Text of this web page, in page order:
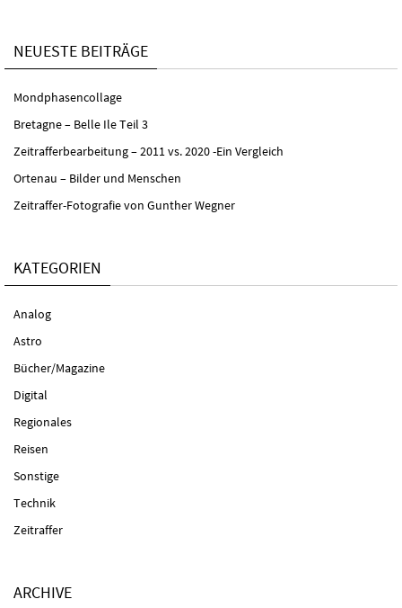
NEUESTE BEITRÄGE
Mondphasencollage
Bretagne – Belle Ile Teil 3
Zeitrafferbearbeitung – 2011 vs. 2020 -Ein Vergleich
Ortenau – Bilder und Menschen
Zeitraffer-Fotografie von Gunther Wegner
KATEGORIEN
Analog
Astro
Bücher/Magazine
Digital
Regionales
Reisen
Sonstige
Technik
Zeitraffer
ARCHIVE